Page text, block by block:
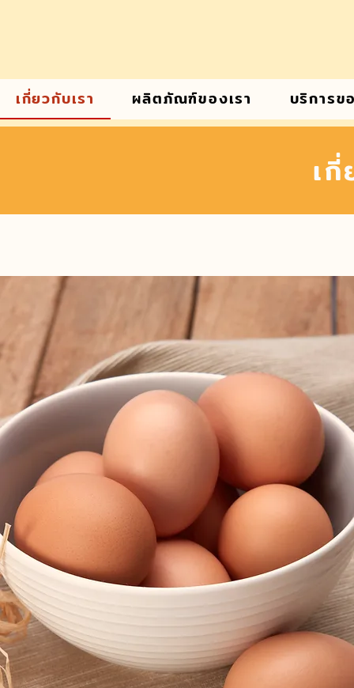
เกี่ยวกับเรา ผลิตภัณฑ์ของเรา บริการข
เ